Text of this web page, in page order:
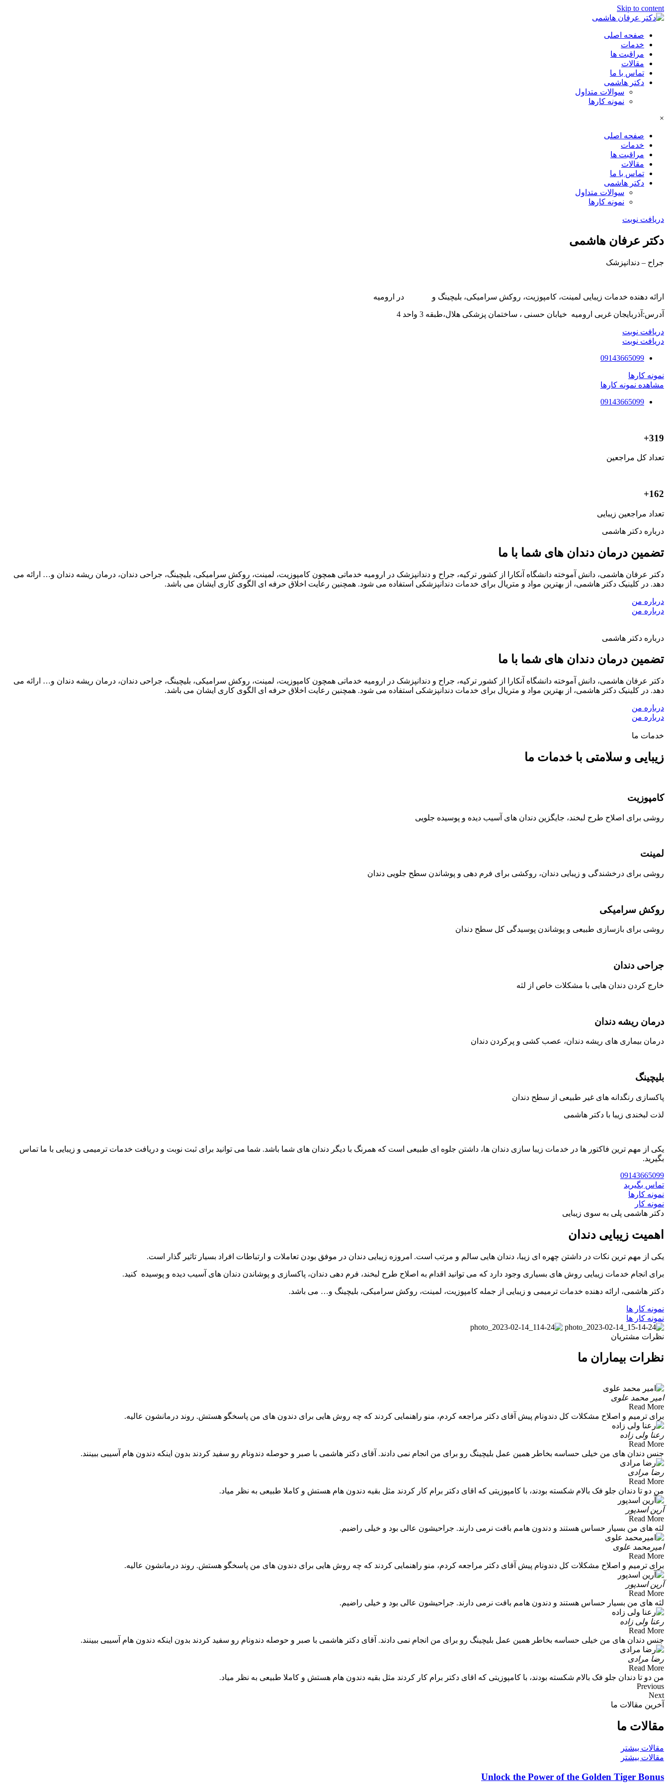
Skip to content
صفحه اصلی
خدمات
مراقبت ها
مقالات
تماس با ما
دکتر هاشمی
سوالات متداول
نمونه کارها
×
صفحه اصلی
خدمات
مراقبت ها
مقالات
تماس با ما
دکتر هاشمی
سوالات متداول
نمونه کارها
دریافت نوبت
دکتر عرفان هاشمی
جراح – دندانپزشک
ارائه دهنده خدمات زیبایی لمینت، کامپوزیت، روکش سرامیکی، بلیچینگ و در ارومیه
آدرس:آذربایجان غربی ارومیه خیابان حسنی ، ساختمان پزشکی هلال،طبقه 3 واحد 4
دریافت نوبت
دریافت نوبت
09143665099
نمونه کارها
مشاهده نمونه کارها
09143665099
319+
تعداد کل مراجعین
162+
تعداد مراجعین زیبایی
درباره دکتر هاشمی
تضمین درمان دندان های شما با ما
دکتر عرفان هاشمی، دانش آموخته دانشگاه آنکارا از کشور ترکیه، جراح و دندانپزشک در ارومیه خدماتی همچون کامپوزیت، لمینت، روکش سرامیکی، بلیچینگ، جراحی دندان، درمان ریشه دندان و… ارائه می
دهد. در کلینیک دکتر هاشمی، از بهترین مواد و متریال برای خدمات دندانپزشکی استفاده می شود. همچنین رعایت اخلاق حرفه ای الگوی کاری ایشان می باشد.
درباره من
درباره من
درباره دکتر هاشمی
تضمین درمان دندان های شما با ما
دکتر عرفان هاشمی، دانش آموخته دانشگاه آنکارا از کشور ترکیه، جراح و دندانپزشک در ارومیه خدماتی همچون کامپوزیت، لمینت، روکش سرامیکی، بلیچینگ، جراحی دندان، درمان ریشه دندان و… ارائه می
دهد. در کلینیک دکتر هاشمی، از بهترین مواد و متریال برای خدمات دندانپزشکی استفاده می شود. همچنین رعایت اخلاق حرفه ای الگوی کاری ایشان می باشد.
درباره من
درباره من
خدمات ما
زیبایی و سلامتی با خدمات ما
کامپوزیت
روشی برای اصلاح طرح لبخند، جایگزین دندان های آسیب دیده و پوسیده جلویی
لمینت
روشی برای درخشندگی و زیبایی دندان، روکشی برای فرم دهی و پوشاندن سطح جلویی دندان
روکش سرامیکی
روشی برای بازسازی طبیعی و پوشاندن پوسیدگی کل سطح دندان
جراحی دندان
خارج کردن دندان هایی با مشکلات خاص از لثه
درمان ریشه دندان
درمان بیماری های ریشه دندان، عصب کشی و پرکردن دندان
بلیچینگ
پاکسازی رنگدانه های غیر طبیعی از سطح دندان
لذت لبخندی زیبا با دکتر هاشمی
یکی از مهم ترین فاکتور ها در خدمات زیبا سازی دندان ها، داشتن جلوه ای طبیعی است که همرنگ با دیگر دندان های شما باشد. شما می توانید برای ثبت نوبت و دریافت خدمات ترمیمی و زیبایی با ما تماس
بگیرید.
09143665099
تماس بگیرید
نمونه کارها
نمونه کار
دکتر هاشمی پلی به سوی زیبایی
اهمیت زیبایی دندان
یکی از مهم ترین نکات در داشتن چهره ای زیبا، دندان هایی سالم و مرتب است. امروزه زیبایی دندان در موفق بودن تعاملات و ارتباطات افراد بسیار تاثیر گذار است.
برای انجام خدمات زیبایی روش های بسیاری وجود دارد که می توانید اقدام به اصلاح طرح لبخند، فرم دهی دندان، پاکسازی و پوشاندن دندان های آسیب دیده و پوسیده کنید.
دکتر هاشمی، ارائه دهنده خدمات ترمیمی و زیبایی از جمله کامپوزیت، لمینت، روکش سرامیکی، بلیچینگ و… می باشد.
نمونه کار ها
نمونه کار ها
نظرات مشتریان
نظرات بیماران ما
امیر محمد علوی
Read More
برای ترمیم و اصلاح مشکلات کل دندونام پیش آقای دکتر مراجعه کردم، منو راهنمایی کردند که چه روش هایی برای دندون های من پاسخگو هستش. روند درمانشون عالیه.
رعنا ولی زاده
Read More
جنس دندان های من خیلی حساسه بخاطر همین عمل بلیچینگ رو برای من انجام نمی دادند. آقای دکتر هاشمی با صبر و حوصله دندونام رو سفید کردند بدون اینکه دندون هام آسیبی ببینند.
رضا مرادی
Read More
من دو تا دندان جلو فک بالام شکسته بودند، با کامپوزیتی که اقای دکتر برام کار کردند مثل بقیه دندون هام هستش و کاملا طبیعی به نظر میاد.
آرین اسدپور
Read More
لثه های من بسیار حساس هستند و دندون هامم بافت نرمی دارند. جراحیشون عالی بود و خیلی راضیم.
امیرمحمد علوی
Read More
برای ترمیم و اصلاح مشکلات کل دندونام پیش آقای دکتر مراجعه کردم، منو راهنمایی کردند که چه روش هایی برای دندون های من پاسخگو هستش. روند درمانشون عالیه.
آرین اسدپور
Read More
لثه های من بسیار حساس هستند و دندون هامم بافت نرمی دارند. جراحیشون عالی بود و خیلی راضیم.
رعنا ولی‌ زاده
Read More
جنس دندان های من خیلی حساسه بخاطر همین عمل بلیچینگ رو برای من انجام نمی دادند. آقای دکتر هاشمی با صبر و حوصله دندونام رو سفید کردند بدون اینکه دندون هام آسیبی ببینند.
رضا مرادی
Read More
من دو تا دندان جلو فک بالام شکسته بودند، با کامپوزیتی که اقای دکتر برام کار کردند مثل بقیه دندون هام هستش و کاملا طبیعی به نظر میاد.
Previous
Next
آخرین مقالات ما
مقالات ما
مقالات بیشتر
مقالات بیشتر
Unlock the Power of the Golden Tiger Bonus